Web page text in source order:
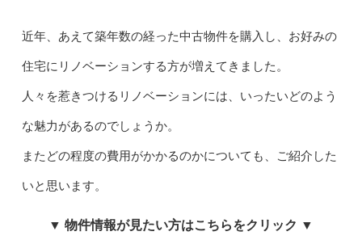
近年、あえて築年数の経った中古物件を購入し、お好みの
住宅にリノベーションする方が増えてきました。
人々を惹きつけるリノベーションには、いったいどのよう
な魅力があるのでしょうか。
またどの程度の費用がかかるのかについても、ご紹介した
いと思います。
▼ 物件情報が見たい方はこちらをクリック ▼